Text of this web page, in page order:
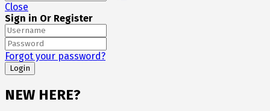
Close
Sign in Or Register
Forgot your password?
NEW HERE?